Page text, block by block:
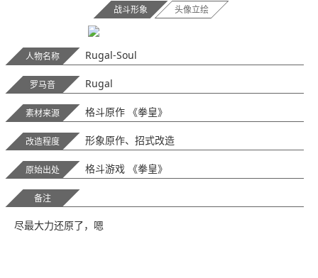
战斗形象 头像立绘
人物名称 Rugal-Soul
罗马音 Rugal
素材来源 格斗原作 《拳皇》
改造程度 形象原作、招式改造
原始出处 格斗游戏 《拳皇》
备注
尽最大力还原了，嗯